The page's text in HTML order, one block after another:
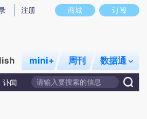
意图存在偏差。不代表财新观点和立场。推荐点
商城 订阅
注册
mini+ 周刊 数据通
讣闻